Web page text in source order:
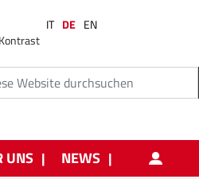
IT DE EN
UNS NEWS